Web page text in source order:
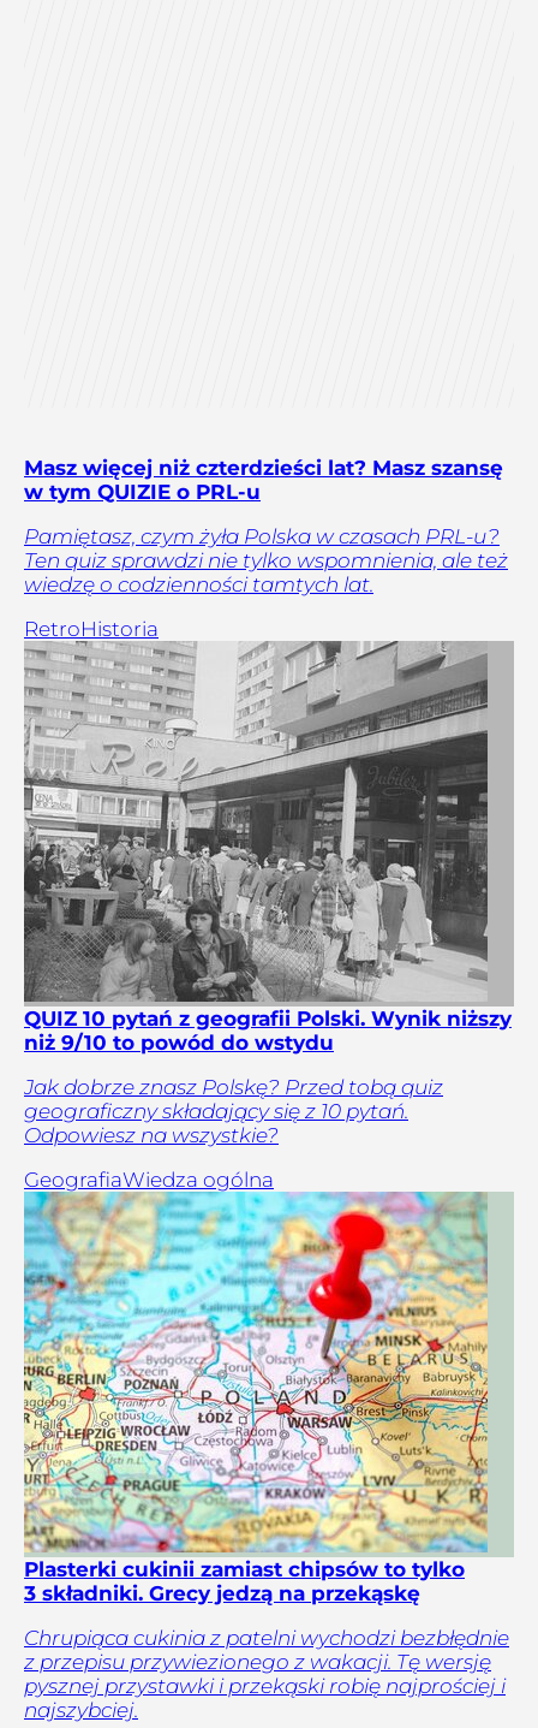
Masz więcej niż czterdzieści lat? Masz szansę
w tym QUIZIE o PRL-u
Pamiętasz, czym żyła Polska w czasach PRL-u?
Ten quiz sprawdzi nie tylko wspomnienia, ale też
wiedzę o codzienności tamtych lat.
RetroHistoria
QUIZ 10 pytań z geografii Polski. Wynik niższy
niż 9/10 to powód do wstydu
Jak dobrze znasz Polskę? Przed tobą quiz
geograficzny składający się z 10 pytań.
Odpowiesz na wszystkie?
GeografiaWiedza ogólna
Plasterki cukinii zamiast chipsów to tylko
3 składniki. Grecy jedzą na przekąskę
Chrupiąca cukinia z patelni wychodzi bezbłędnie
z przepisu przywiezionego z wakacji. Tę wersję
pysznej przystawki i przekąski robię najprościej i
najszybciej.